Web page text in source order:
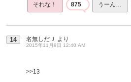
それな！ 875 うーん…
14 名無しだＪ より
2015年11月9日 12:40 AM
>>13